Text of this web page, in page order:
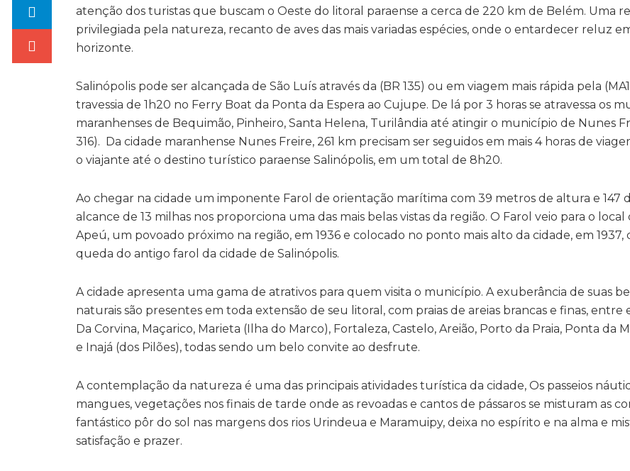
atenção dos turistas que buscam o Oeste do litoral paraense a cerca de 220 km de Belém. Uma
privilegiada pela natureza, recanto de aves das mais variadas espécies, onde o entardecer reluz
horizonte.
Salinópolis pode ser alcançada de São Luís através da (BR 135) ou em viagem mais rápida pela
travessia de 1h20 no Ferry Boat da Ponta da Espera ao Cujupe. De lá por 3 horas se atravessa os
maranhenses de Bequimão, Pinheiro, Santa Helena, Turilândia até atingir o município de Nunes
316). Da cidade maranhense Nunes Freire, 261 km precisam ser seguidos em mais 4 horas de
o viajante até o destino turístico paraense Salinópolis, em um total de 8h20.
Ao chegar na cidade um imponente Farol de orientação marítima com 39 metros de altura e 147
alcance de 13 milhas nos proporciona uma das mais belas vistas da região. O Farol veio para o
Apeú, um povoado próximo na região, em 1936 e colocado no ponto mais alto da cidade, em 1937,
queda do antigo farol da cidade de Salinópolis.
A cidade apresenta uma gama de atrativos para quem visita o município. A exuberância de suas
naturais são presentes em toda extensão de seu litoral, com praias de areias brancas e finas, entre
Da Corvina, Maçarico, Marieta (Ilha do Marco), Fortaleza, Castelo, Areião, Porto da Praia, Ponta da
e Inajá (dos Pilões), todas sendo um belo convite ao desfrute.
A contemplação da natureza é uma das principais atividades turística da cidade, Os passeios
mangues, vegetações nos finais de tarde onde as revoadas e cantos de pássaros se misturam as
fantástico pôr do sol nas margens dos rios Urindeua e Maramuipy, deixa no espírito e na alma e
satisfação e prazer.